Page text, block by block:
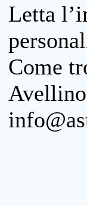
Letta
Come